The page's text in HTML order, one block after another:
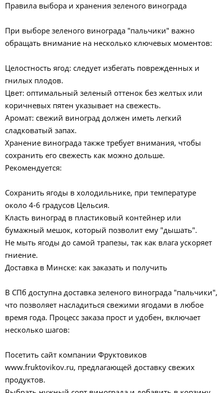
Правила выбора и хранения зеленого винограда
При выборе зеленого винограда "пальчики" важно
обращать внимание на несколько ключевых моментов:
Целостность ягод: следует избегать поврежденных и
гнилых плодов.
Цвет: оптимальный зеленый оттенок без желтых или
коричневых пятен указывает на свежесть.
Аромат: свежий виноград должен иметь легкий
сладковатый запах.
Хранение винограда также требует внимания, чтобы
сохранить его свежесть как можно дольше.
Рекомендуется:
Сохранить ягоды в холодильнике, при температуре
около 4-6 градусов Цельсия.
Класть виноград в пластиковый контейнер или
бумажный мешок, который позволит ему "дышать".
Не мыть ягоды до самой трапезы, так как влага ускоряет
гниение.
Доставка в Минске: как заказать и получить
В СПб доступна доставка зеленого винограда "пальчики",
что позволяет насладиться свежими ягодами в любое
время года. Процесс заказа прост и удобен, включает
несколько шагов:
Посетить сайт компании Фруктовиков
www.fruktovikov.ru, предлагающей доставку свежих
продуктов.